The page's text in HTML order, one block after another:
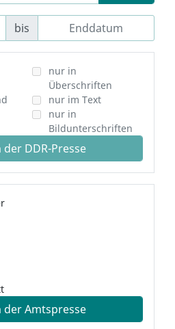
bis
nur in
Überschriften
nur im Text
nur in
Bildunterschriften
der DDR-Presse
der Amtspresse